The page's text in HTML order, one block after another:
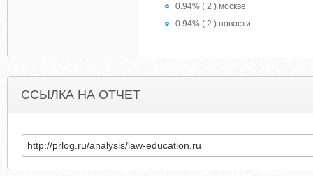
0.94% ( 2 ) москве
0.94% ( 2 ) новости
ССЫЛКА НА ОТЧЕТ